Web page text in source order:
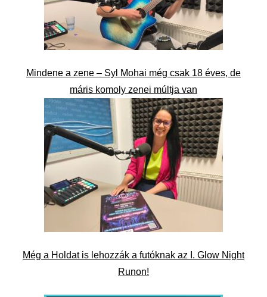
Mindene a zene – Syl Mohai még csak 18 éves, de
máris komoly zenei múltja van
Még a Holdat is lehozzák a futóknak az I. Glow Night
Runon!